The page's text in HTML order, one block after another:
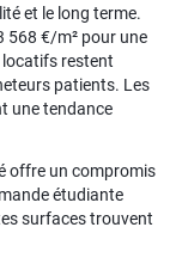
et le long terme.
568 €/m² pour une
locatifs restent
patients. Les
une tendance
offre un compromis
étudiante
surfaces trouvent